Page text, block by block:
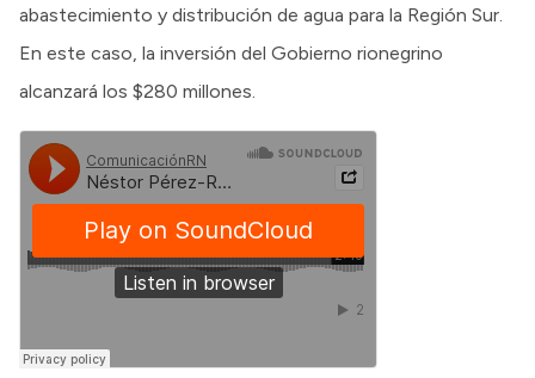
abastecimiento y distribución de agua para la Región Sur.
En este caso, la inversión del Gobierno rionegrino
alcanzará los $280 millones.